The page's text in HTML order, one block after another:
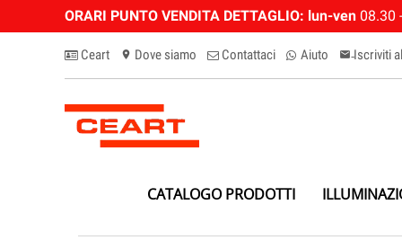
ORARI PUNTO VENDITA DETTAGLIO: lun-ven 08.30
Ceart location_on Dove siamo Contattaci Aiuto email-
Iscriviti
CATALOGO PRODOTTI